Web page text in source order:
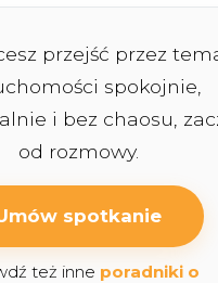
przejść przez
spokojnie,
i bez chaosu,
od rozmowy.
spotkanie
też inne poradniki o